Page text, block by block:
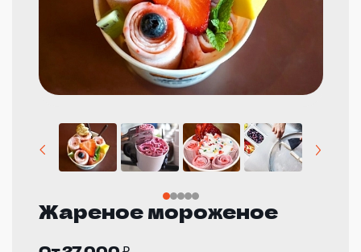
Жареное мороженое